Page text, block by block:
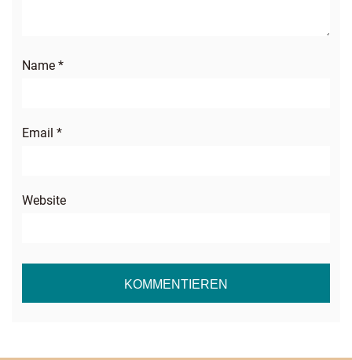
Name *
Email *
Website